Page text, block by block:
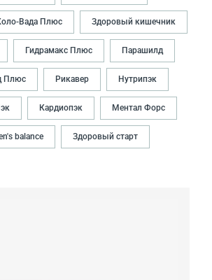
Вада Плюс Здоровый кишечник
Гидрамакс Плюс Парашилд
Плюс Рикавер Нутрипэк
Кардиопэк Ментал Форс
balance Здоровый старт